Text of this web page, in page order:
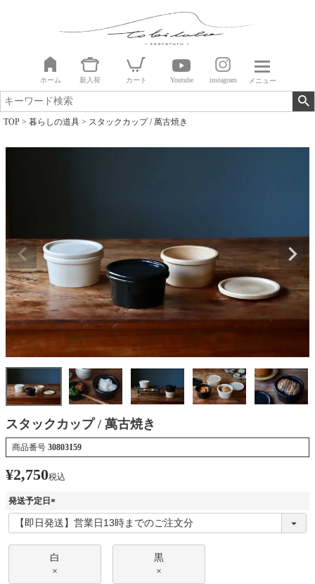
ホーム 新入荷 カート Youtube instagram メニュー
TOP 暮らしの道具 スタックカップ / 萬古焼き
スタックカップ / 萬古焼き
商品番号 30803159
¥2,750税込
発送予定日
(
必
)白
×
黒
×